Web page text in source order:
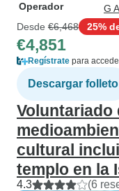
Operador
G
Desde €6,468 25%
€4,851
Regístrate para
Descargar folleto
Voluntariado
cultural
templo en la
4.3 (6